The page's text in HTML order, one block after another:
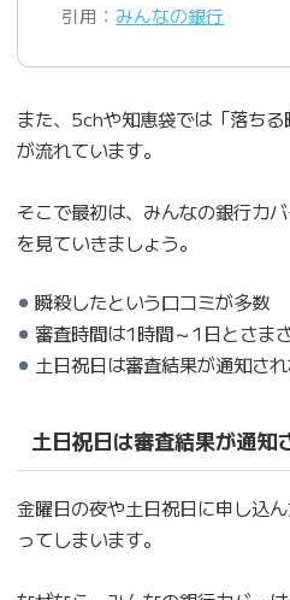
引用： みんなの銀行
また、5chや知恵袋では「落ち
が流れています。
そこで最初は、みんなの銀行カ
を見ていきましょう。
瞬殺したという口コミが多数
審査時間は1時間～1日とさま
土日祝日は審査結果が通知さ
土日祝日は審査結果が通知
金曜日の夜や土日祝日に申し込
ってしまいます。